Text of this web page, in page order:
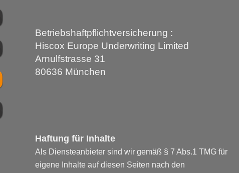
Betriebshaftpflichtversicherung :
Hiscox Europe Underwriting Limited
Arnulfstrasse 31
80636 München
Haftung für Inhalte
Als Diensteanbieter sind wir gemäß § 7 Abs.1 TMG für
eigene Inhalte auf diesen Seiten nach den